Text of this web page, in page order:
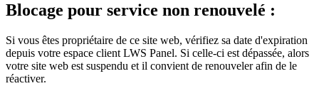
Blocage pour service non renouvelé :
Si vous êtes propriétaire de ce site web, vérifiez sa date d'expiration
depuis votre espace client LWS Panel. Si celle-ci est dépassée, alors
votre site web est suspendu et il convient de renouveler afin de le
réactiver.